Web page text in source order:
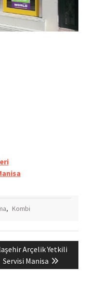
, Kombi
Arçelik Yetkili
Servisi Manisa